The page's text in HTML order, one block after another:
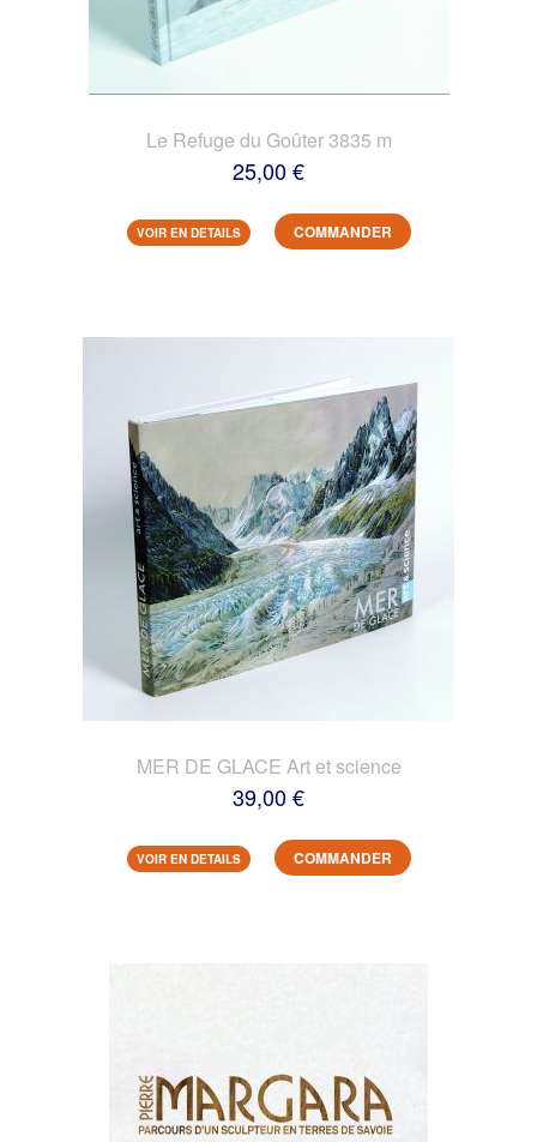
Le Refuge du Goûter 3835 m
25,00 €
VOIR EN DETAILS COMMANDER
MER DE GLACE Art et science
39,00 €
VOIR EN DETAILS COMMANDER